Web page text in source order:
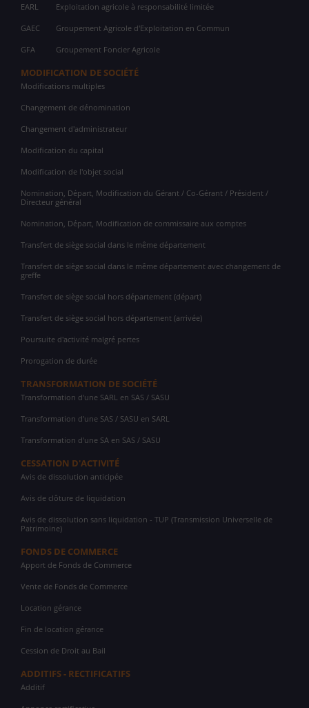
EARL Exploitation agricole à responsabilité limitée
GAEC Groupement Agricole d'Exploitation en Commun
GFA Groupement Foncier Agricole
MODIFICATION DE SOCIÉTÉ
Modifications multiples
Changement de dénomination
Changement d'administrateur
Modification du capital
Modification de l'objet social
Nomination, Départ, Modification du Gérant / Co-Gérant / Président /
Directeur général
Nomination, Départ, Modification de commissaire aux comptes
Transfert de siège social dans le même département
Transfert de siège social dans le même département avec changement de
greffe
Transfert de siège social hors département (départ)
Transfert de siège social hors département (arrivée)
Poursuite d'activité malgré pertes
Prorogation de durée
TRANSFORMATION DE SOCIÉTÉ
Transformation d'une SARL en SAS / SASU
Transformation d'une SAS / SASU en SARL
Transformation d'une SA en SAS / SASU
CESSATION D'ACTIVITÉ
Avis de dissolution anticipée
Avis de clôture de liquidation
Avis de dissolution sans liquidation - TUP (Transmission Universelle de
Patrimoine)
FONDS DE COMMERCE
Apport de Fonds de Commerce
Vente de Fonds de Commerce
Location gérance
Fin de location gérance
Cession de Droit au Bail
ADDITIFS - RECTIFICATIFS
Additif